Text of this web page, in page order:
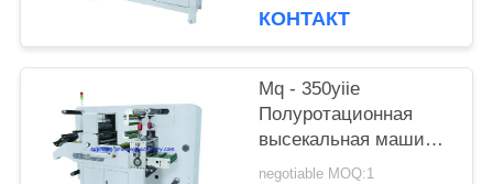
КОНТАКТ
Mq - 350yiie
Полуротационная
высекальная машина
с продольной резкой
negotiable MOQ:1